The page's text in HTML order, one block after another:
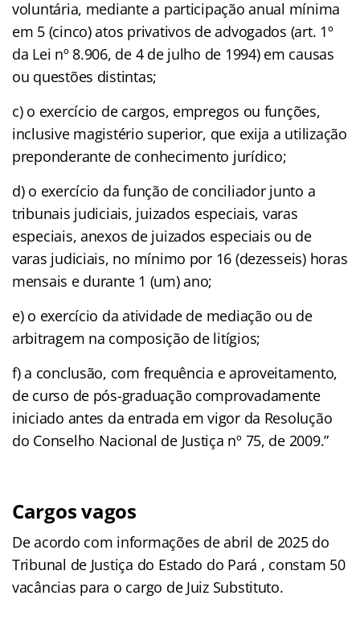
voluntária, mediante a participação anual mínima
em 5 (cinco) atos privativos de advogados (art. 1º
da Lei nº 8.906, de 4 de julho de 1994) em causas
ou questões distintas;
c) o exercício de cargos, empregos ou funções,
inclusive magistério superior, que exija a utilização
preponderante de conhecimento jurídico;
d) o exercício da função de conciliador junto a
tribunais judiciais, juizados especiais, varas
especiais, anexos de juizados especiais ou de
varas judiciais, no mínimo por 16 (dezesseis) horas
mensais e durante 1 (um) ano;
e) o exercício da atividade de mediação ou de
arbitragem na composição de litígios;
f) a conclusão, com frequência e aproveitamento,
de curso de pós-graduação comprovadamente
iniciado antes da entrada em vigor da Resolução
do Conselho Nacional de Justiça nº 75, de 2009.”
Cargos vagos
De acordo com informações de abril de 2025 do
Tribunal de Justiça do Estado do Pará , constam 50
vacâncias para o cargo de Juiz Substituto.